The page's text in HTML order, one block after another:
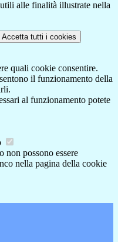
alle finalità illustrate nella
Accetta tutti i cookies
quali cookie consentire.
il funzionamento della
al funzionamento potete
non possono essere
nella pagina della cookie